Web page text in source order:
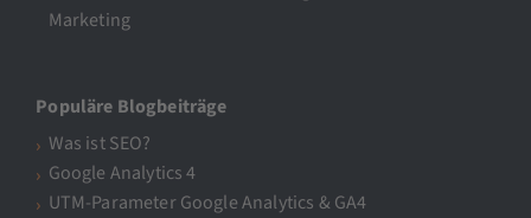
Marketing
Populäre Blogbeiträge
Was ist SEO?
Google Analytics 4
UTM-Parameter Google Analytics & GA4